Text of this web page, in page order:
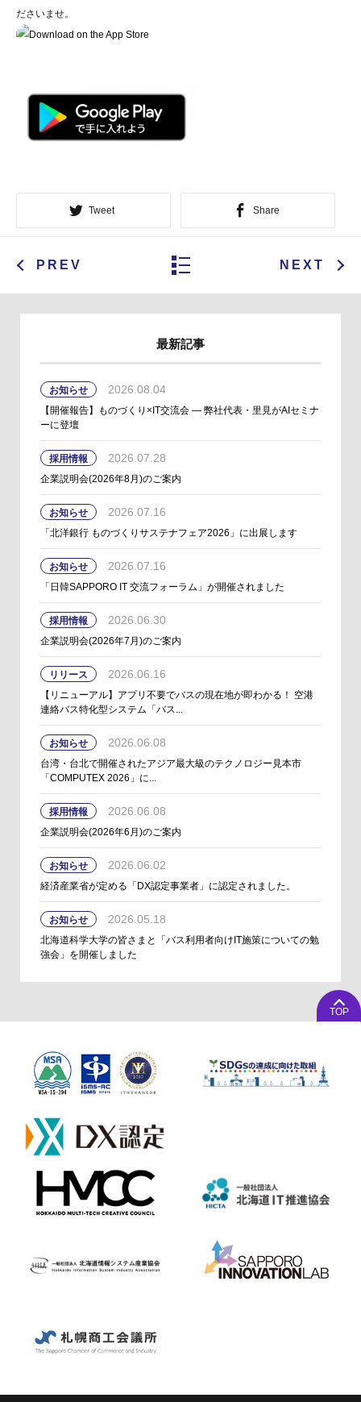
ださいませ。
Tweet Share
PREV NEXT
最新記事
お知らせ 2026.08.04
【開催報告】ものづくり×IT交流会 ― 弊社代表・里見がAIセミナ
ーに登壇
採用情報 2026.07.28
企業説明会(2026年8月)のご案内
お知らせ 2026.07.16
「北洋銀行 ものづくりサステナフェア2026」に出展します
お知らせ 2026.07.16
「日韓SAPPORO IT 交流フォーラム」が開催されました
採用情報 2026.06.30
企業説明会(2026年7月)のご案内
リリース 2026.06.16
【リニューアル】アプリ不要でバスの現在地が即わかる！ 空港
連絡バス特化型システム「バス...
お知らせ 2026.06.08
台湾・台北で開催されたアジア最大級のテクノロジー見本市
「COMPUTEX 2026」に...
採用情報 2026.06.08
企業説明会(2026年6月)のご案内
お知らせ 2026.06.02
経済産業省が定める「DX認定事業者」に認定されました。
お知らせ 2026.05.18
北海道科学大学の皆さまと「バス利用者向けIT施策についての勉
強会」を開催しました
TOP